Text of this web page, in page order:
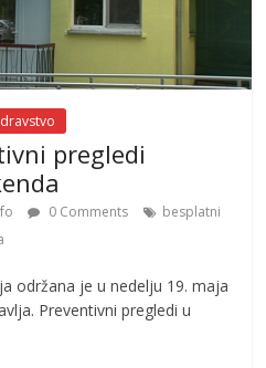
pregledi
0 Comments
besplatni
održana je u nedelju 19. maja
Preventivni pregledi u